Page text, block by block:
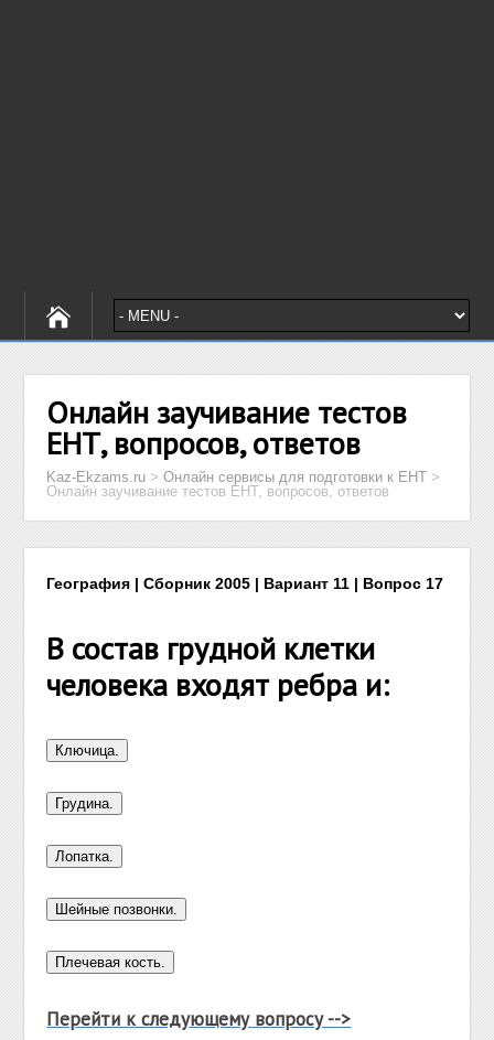
Онлайн заучивание тестов
ЕНТ, вопросов, ответов
Kaz-Ekzams.ru >Онлайн сервисы для подготовки к ЕНТ >
Онлайн заучивание тестов ЕНТ, вопросов, ответов
География | Сборник 2005 | Вариант 11 | Вопрос 17
В состав грудной клетки
человека входят ребра и:
Перейти к следующему вопросу -->